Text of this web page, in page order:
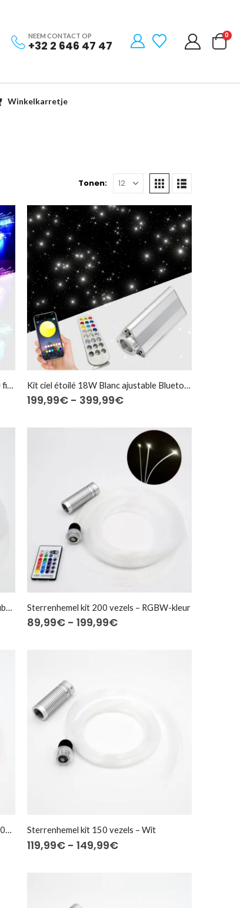
NEEM CONTACT OP
+32 2 646 47 47
0
Winkelkarretje
Tonen:
Kit ciel étoilé 16W RGBW⎜150 à 1.200 fibres optiques Kit ciel étoilé 18W Blanc ajustable Bluetooth⎜150 à 600 fibres optiques
199,99€ - 399,99€Prijsklasse:
399,99€
Kit ciel étoilé LED3W Blanc⎜50 à 300 fibres optiques Sterrenhemel kit 200 vezels – RGBW-kleur
89,99€ - 199,99€Prijsklasse:
Kit ciel étoilé Scintillant LED3W⎜50 à 300 fibres optiques Sterrenhemel kit 150 vezels – Wit
119,99€ - 149,99€Prijsklasse: